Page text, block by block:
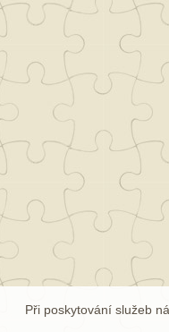
Při poskytování služeb